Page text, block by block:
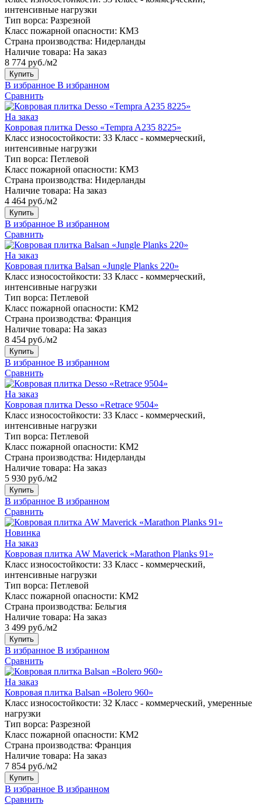
интенсивные нагрузки
Тип ворса: Разрезной
Класс пожарной опасности: КМ3
Страна производства: Нидерланды
Наличие товара: На заказ
8 774 руб./м2
Купить
В избранное В избранном
Сравнить
На заказ
Ковровая плитка Desso «Tempra A235 8225»
Класс износостойкости: 33 Класс - коммерческий,
интенсивные нагрузки
Тип ворса: Петлевой
Класс пожарной опасности: КМ3
Страна производства: Нидерланды
Наличие товара: На заказ
4 464 руб./м2
Купить
В избранное В избранном
Сравнить
На заказ
Ковровая плитка Balsan «Jungle Planks 220»
Класс износостойкости: 33 Класс - коммерческий,
интенсивные нагрузки
Тип ворса: Петлевой
Класс пожарной опасности: КМ2
Страна производства: Франция
Наличие товара: На заказ
8 454 руб./м2
Купить
В избранное В избранном
Сравнить
На заказ
Ковровая плитка Desso «Retrace 9504»
Класс износостойкости: 33 Класс - коммерческий,
интенсивные нагрузки
Тип ворса: Петлевой
Класс пожарной опасности: КМ2
Страна производства: Нидерланды
Наличие товара: На заказ
5 930 руб./м2
Купить
В избранное В избранном
Сравнить
Новинка
На заказ
Ковровая плитка AW Maverick «Marathon Planks 91»
Класс износостойкости: 33 Класс - коммерческий,
интенсивные нагрузки
Тип ворса: Петлевой
Класс пожарной опасности: КМ2
Страна производства: Бельгия
Наличие товара: На заказ
3 499 руб./м2
Купить
В избранное В избранном
Сравнить
На заказ
Ковровая плитка Balsan «Bolero 960»
Класс износостойкости: 32 Класс - коммерческий, умеренные
нагрузки
Тип ворса: Разрезной
Класс пожарной опасности: КМ2
Страна производства: Франция
Наличие товара: На заказ
7 854 руб./м2
Купить
В избранное В избранном
Сравнить